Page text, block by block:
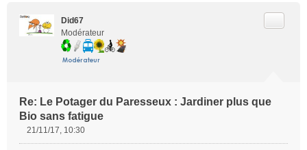
Did67
Modérateur
Re: Le Potager du Paresseux : Jardiner plus que
Bio sans fatigue
21/11/17, 10:30